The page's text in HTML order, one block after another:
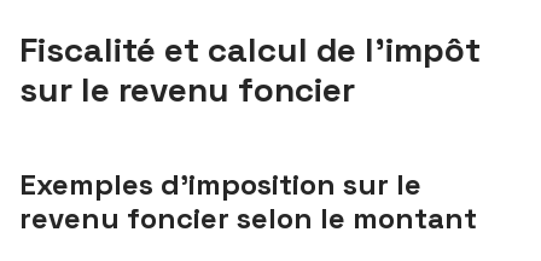
Fiscalité et calcul de l’impôt
sur le revenu foncier
Exemples d’imposition sur le
revenu foncier selon le montant